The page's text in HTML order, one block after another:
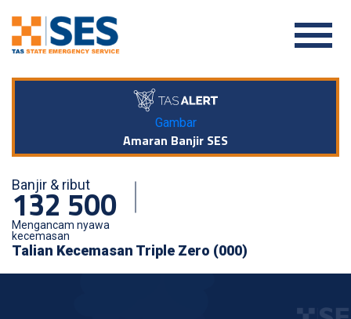
Gambar
Amaran Banjir SES
Banjir & ribut
132 500
Mengancam nyawa
kecemasan
Talian Kecemasan Triple Zero (000)